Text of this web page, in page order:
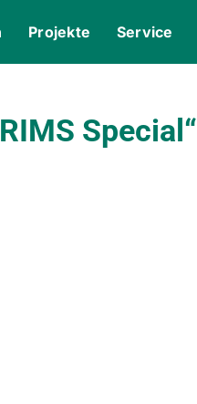
Projekte Service
Special“